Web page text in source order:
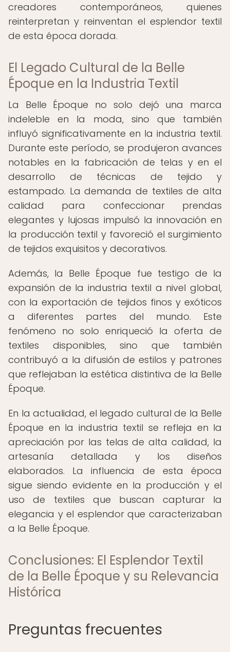
creadores contemporáneos, quienes
reinterpretan y reinventan el esplendor textil
de esta época dorada.
El Legado Cultural de la Belle
Époque en la Industria Textil
La Belle Époque no solo dejó una marca
indeleble en la moda, sino que también
influyó significativamente en la industria textil.
Durante este período, se produjeron avances
notables en la fabricación de telas y en el
desarrollo de técnicas de tejido y
estampado. La demanda de textiles de alta
calidad para confeccionar prendas
elegantes y lujosas impulsó la innovación en
la producción textil y favoreció el surgimiento
de tejidos exquisitos y decorativos.
Además, la Belle Époque fue testigo de la
expansión de la industria textil a nivel global,
con la exportación de tejidos finos y exóticos
a diferentes partes del mundo. Este
fenómeno no solo enriqueció la oferta de
textiles disponibles, sino que también
contribuyó a la difusión de estilos y patrones
que reflejaban la estética distintiva de la Belle
Époque.
En la actualidad, el legado cultural de la Belle
Époque en la industria textil se refleja en la
apreciación por las telas de alta calidad, la
artesanía detallada y los diseños
elaborados. La influencia de esta época
sigue siendo evidente en la producción y el
uso de textiles que buscan capturar la
elegancia y el esplendor que caracterizaban
a la Belle Époque.
Conclusiones: El Esplendor Textil
de la Belle Époque y su Relevancia
Histórica
Preguntas frecuentes